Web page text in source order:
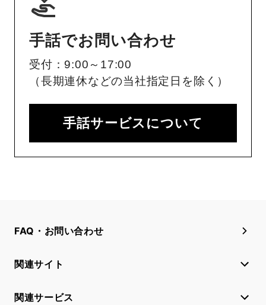
手話でお問い合わせ
受付：9:00～17:00
（長期連休などの当社指定日を除く）
手話サービスについて
FAQ・お問い合わせ
関連サイト
関連サービス